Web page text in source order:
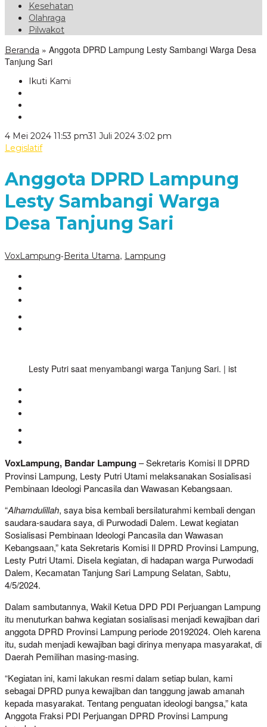
Kesehatan
Olahraga
Pilwakot
Beranda » Anggota DPRD Lampung Lesty Sambangi Warga Desa
Tanjung Sari
Ikuti Kami
4 Mei 2024 11:53 pm31 Juli 2024 3:02 pm
Legislatif
Anggota DPRD Lampung
Lesty Sambangi Warga
Desa Tanjung Sari
VoxLampung-Berita Utama, Lampung
Lesty Putri saat menyambangi warga Tanjung Sari. | ist
VoxLampung, Bandar Lampung– Sekretaris Komisi Il DPRD
Provinsi Lampung, Lesty Putri Utami melaksanakan Sosialisasi
Pembinaan Ideologi Pancasila dan Wawasan Kebangsaan.
“Alhamdulillah, saya bisa kembali bersilaturahmi kembali dengan
saudara-saudara saya, di Purwodadi Dalem. Lewat kegiatan
Sosialisasi Pembinaan Ideologi Pancasila dan Wawasan
Kebangsaan,” kata Sekretaris Komisi Il DPRD Provinsi Lampung,
Lesty Putri Utami. Disela kegiatan, di hadapan warga Purwodadi
Dalem, Kecamatan Tanjung Sari Lampung Selatan, Sabtu,
4/5/2024.
Dalam sambutannya, Wakil Ketua DPD PDI Perjuangan Lampung
itu menuturkan bahwa kegiatan sosialisasi menjadi kewajiban dari
anggota DPRD Provinsi Lampung periode 20192024. Oleh karena
itu, sudah menjadi kewajiban bagi dirinya menyapa masyarakat, di
Daerah Pemilihan masing-masing.
“Kegiatan ini, kami lakukan resmi dalam setiap bulan, kami
sebagai DPRD punya kewajiban dan tanggung jawab amanah
kepada masyarakat. Tentang penguatan ideologi bangsa,” kata
Anggota Fraksi PDI Perjuangan DPRD Provinsi Lampung